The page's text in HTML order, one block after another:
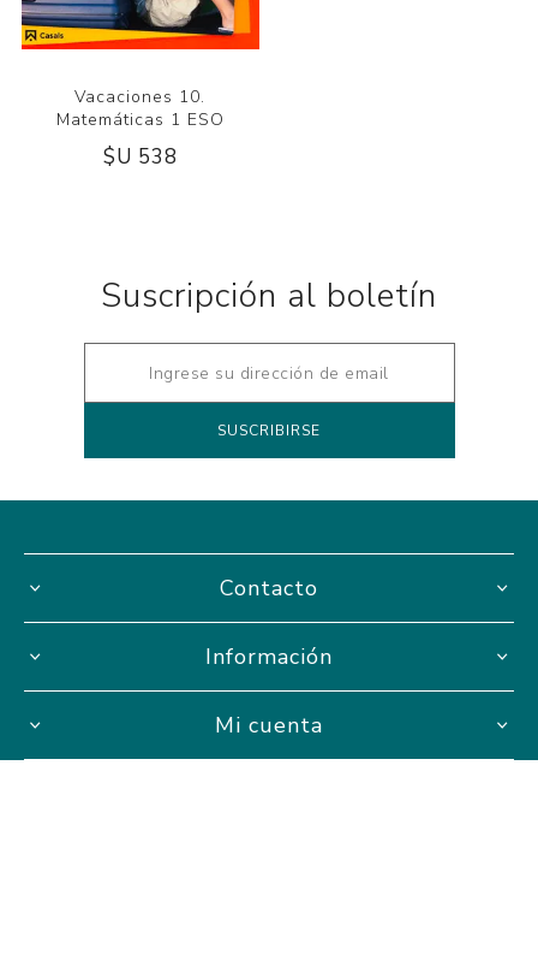
Vacaciones 10.
Matemáticas 1 ESO
$U 538
Suscripción al boletín
Contacto
Información
Mi cuenta